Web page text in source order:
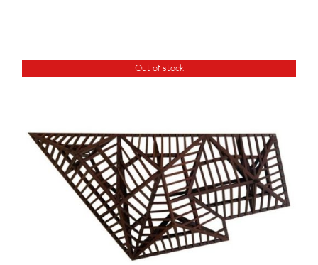
Out of stock